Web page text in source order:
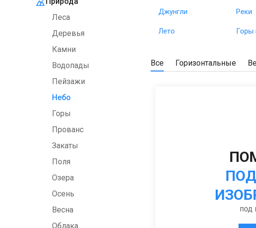
Леса
Деревья
Камни
Водопады
Пейзажи
Небо
Горы
Прованс
Закаты
Поля
Озера
Осень
Весна
Облака
Джунгли Реки
Лето Горы
Все Горизонтальные
под